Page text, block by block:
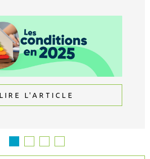
LIRE L'ARTICLE